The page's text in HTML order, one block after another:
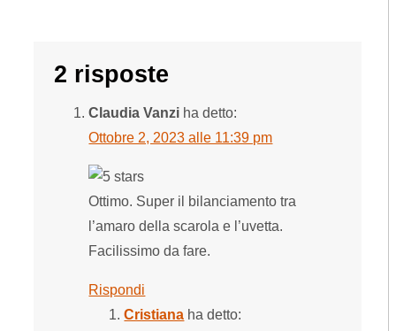
2 risposte
Claudia Vanzi ha detto:
Ottobre 2, 2023 alle 11:39 pm
Ottimo. Super il bilanciamento tra
l’amaro della scarola e l’uvetta.
Facilissimo da fare.
Rispondi
Cristiana ha detto: